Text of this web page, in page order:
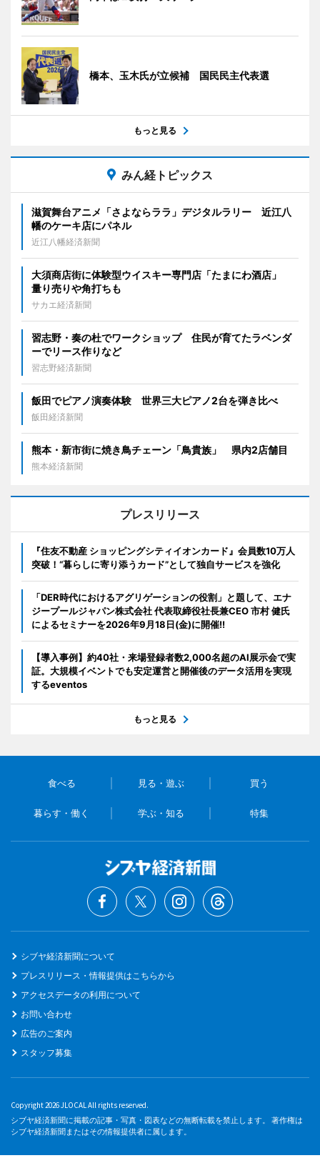
橋本、玉木氏が立候補 国民民主代表選
もっと見る
みん経トピックス
滋賀舞台アニメ「さよならララ」デジタルラリー 近江八
幡のケーキ店にパネル
近江八幡経済新聞
大須商店街に体験型ウイスキー専門店「たまにわ酒店」
量り売りや角打ちも
サカエ経済新聞
習志野・奏の杜でワークショップ 住民が育てたラベンダ
ーでリース作りなど
習志野経済新聞
飯田でピアノ演奏体験 世界三大ピアノ2台を弾き比べ
飯田経済新聞
熊本・新市街に焼き鳥チェーン「鳥貴族」 県内2店舗目
熊本経済新聞
プレスリリース
『住友不動産 ショッピングシティイオンカード』会員数10万人
突破！“暮らしに寄り添うカード”として独自サービスを強化
「DER時代におけるアグリゲーションの役割」と題して、エナ
ジープールジャパン株式会社 代表取締役社長兼CEO 市村 健氏
によるセミナーを2026年9月18日(金)に開催!!
【導入事例】約40社・来場登録者数2,000名超のAI展示会で実
証。大規模イベントでも安定運営と開催後のデータ活用を実現
するeventos
もっと見る
食べる 見る・遊ぶ 買う
暮らす・働く 学ぶ・知る 特集
シブヤ経済新聞について
プレスリリース・情報提供はこちらから
アクセスデータの利用について
お問い合わせ
広告のご案内
スタッフ募集
Copyright 2026 JLOCAL All rights reserved.
シブヤ経済新聞に掲載の記事・写真・図表などの無断転載を禁止します。 著作権は
シブヤ経済新聞またはその情報提供者に属します。